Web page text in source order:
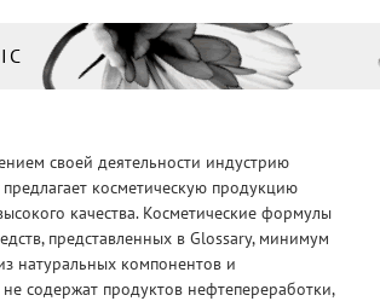
своей деятельности индустрию
косметическую продукцию
качества. Косметические формулы
представленных в Glossary, минимум
натуральных компонентов и
содержат продуктов нефтепереработки,